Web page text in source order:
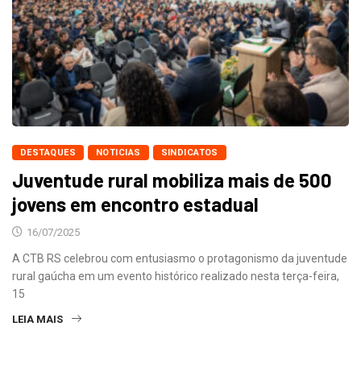
DESTAQUES NOTICIAS SINDICATOS
Juventude rural mobiliza mais de 500
jovens em encontro estadual
16/07/2025
A CTB RS celebrou com entusiasmo o protagonismo da juventude
rural gaúcha em um evento histórico realizado nesta terça-feira,
15
LEIA MAIS